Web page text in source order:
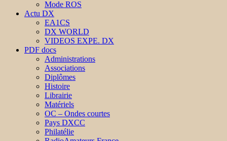
Mode ROS
Actu DX
EA1CS
DX WORLD
VIDEOS EXPE. DX
PDF docs
Administrations
Associations
Diplômes
Histoire
Librairie
Matériels
OC – Ondes courtes
Pays DXCC
Philatélie